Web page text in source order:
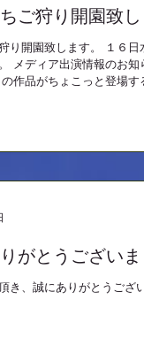
ご狩り開園致
０日日曜日通常通りの開園となります。皆様のご来園をお待ち
メディア出演情報のお
作品がちょこっと登場
がとうござい
き、誠にありがとうござ